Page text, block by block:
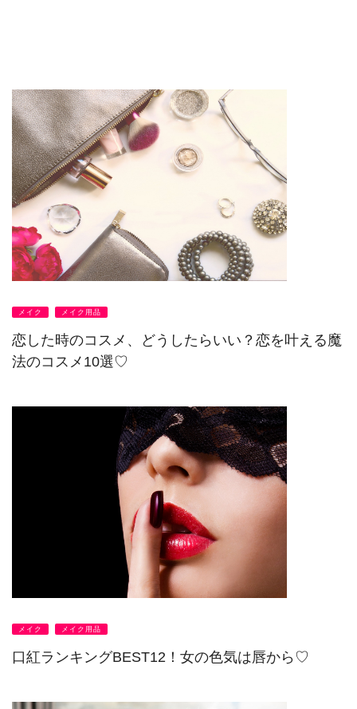
メイク メイク用品
恋した時のコスメ、どうしたらいい？恋を叶える魔
法のコスメ10選♡
メイク メイク用品
口紅ランキングBEST12！女の色気は唇から♡